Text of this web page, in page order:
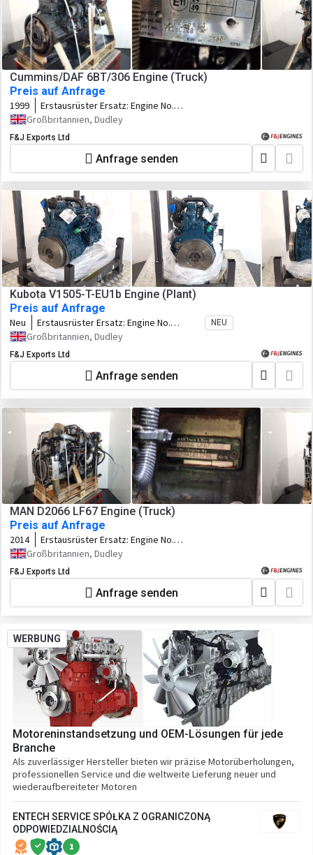
Cummins/DAF 6BT/306 Engine (Truck)
Preis auf Anfrage
1999 Erstausrüster Ersatz: Engine No.
21258621
Großbritannien, Dudley
F&J Exports Ltd
Anfrage senden
Kubota V1505-T-EU1b Engine (Plant)
Preis auf Anfrage
Neu Erstausrüster Ersatz: Engine No.
1PR0845 Code No. 1J902-25001 Family.
3KBXL01.5BAD
NEU
Großbritannien, Dudley
F&J Exports Ltd
Anfrage senden
MAN D2066 LF67 Engine (Truck)
Preis auf Anfrage
2014 Erstausrüster Ersatz: Engine No.
50537941013798
Großbritannien, Dudley
F&J Exports Ltd
Anfrage senden
WERBUNG
Motoreninstandsetzung und OEM-Lösungen für jede
Branche
Als zuverlässiger Hersteller bieten wir präzise Motorüberholungen,
professionellen Service und die weltweite Lieferung neuer und
wiederaufbereiteter Motoren
ENTECH SERVICE SPÓŁKA Z OGRANICZONĄ
ODPOWIEDZIALNOŚCIĄ
1